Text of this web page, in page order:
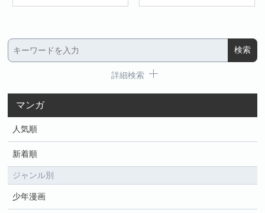
詳細検索
マンガ
人気順
新着順
ジャンル別
少年漫画